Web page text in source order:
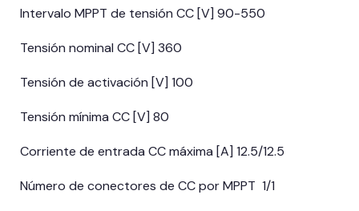
Intervalo MPPT de tensión CC [V] 90-550
Tensión nominal CC [V] 360
Tensión de activación [V] 100
Tensión mínima CC [V] 80
Corriente de entrada CC máxima [A] 12.5/12.5
Número de conectores de CC por MPPT 1/1